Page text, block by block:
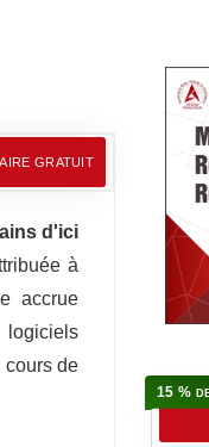
GRATUIT
d'ici
à
accrue
logiciels
cours de
15 %